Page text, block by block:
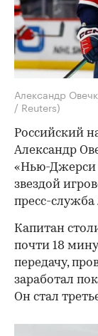
Александр
/ Reuters)
Российский
Александр
«Нью-Джерси
звездой
пресс-служба
Капитан
почти 18
передачу,
заработал
Он стал